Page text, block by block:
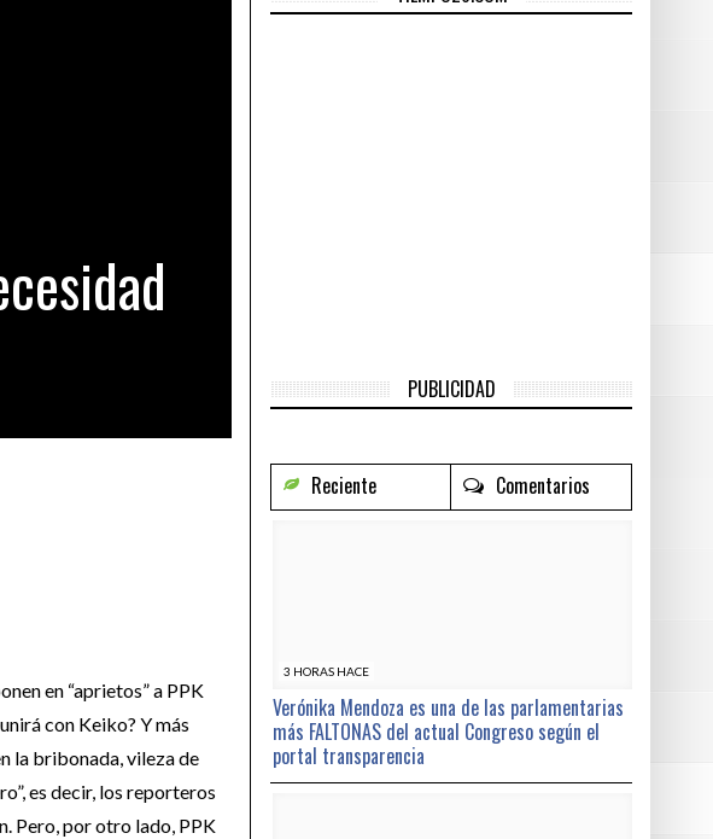
en “aprietos” a PPK
con Keiko? Y más
la bribonada, vileza de
es decir, los reporteros
Pero, por otro lado, PPK
PUBLICIDAD
Reciente Comentarios
3 HORAS HACE
Verónika Mendoza es una de las parlamentarias
más FALTONAS del actual Congreso según el
portal transparencia